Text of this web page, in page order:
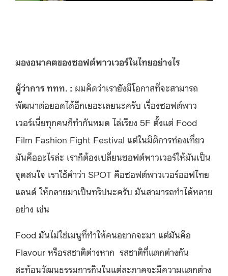
มองอนาคตของซอฟต์พาวเวอร์ในไทยอย่างไร
ผู้ว่าการ ททท. : ผมคิดว่าเรายังมีโอกาสที่จะสามารถ
พัฒนาต่อยอดได้อีกเยอะเลยนะครับ เรื่องซอฟต์พาว
เวอร์เนี่ยทุกคนก็ทำกันหมด ไล่เรียง 5F ตั้งแต่ Food
Film Fashion Fight Festival แต่ในมิติการท่องเที่ยว
มันคืออะไรล่ะ เราก็ต้องเปลี่ยนซอฟต์พาวเวอร์ให้มันเป็น
จุดสนใจ เราใช้คำว่า SPOT คือซอฟต์พาวเวอร์ออฟไทย
แลนด์ ให้กลายมาเป็นทริปนะครับ มันสามารถทำได้หลาย
อย่าง เช่น
Food มันไม่ใช่เมนูที่ทำให้คนอยากจะมา แต่มันคือ
Flavour หรือรสชาติต่างหาก รสชาติที่แตกต่างกัน
สะท้อนวัฒนธรรมการกินในแต่ละภาคจะมีความแตกต่าง